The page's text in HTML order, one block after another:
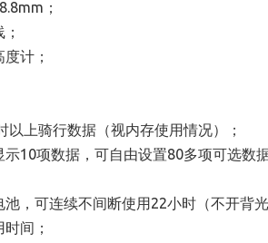
；
；
度计 ；
以上骑行数据（视内存使用情况）
；
示10项数据，可自由设置80多项可选数
池，可连续不间断使用22小时（不开背
时间 ；